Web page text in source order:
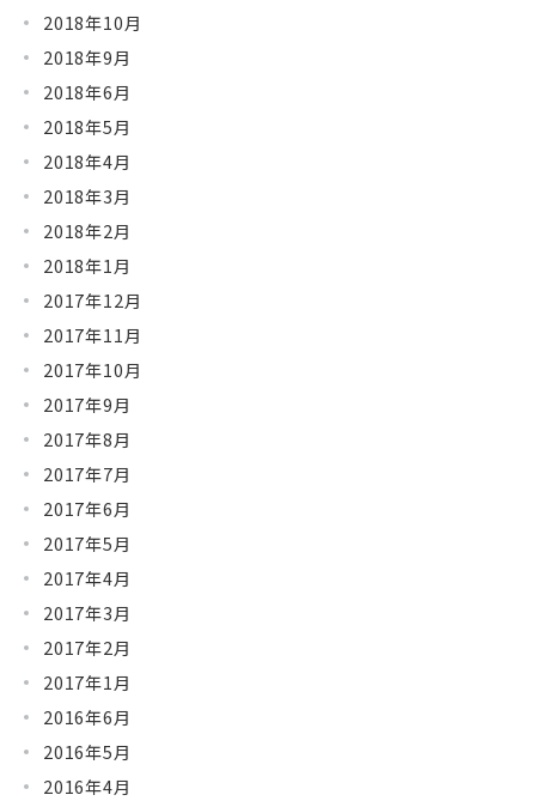
2018年10月
2018年9月
2018年6月
2018年5月
2018年4月
2018年3月
2018年2月
2018年1月
2017年12月
2017年11月
2017年10月
2017年9月
2017年8月
2017年7月
2017年6月
2017年5月
2017年4月
2017年3月
2017年2月
2017年1月
2016年6月
2016年5月
2016年4月